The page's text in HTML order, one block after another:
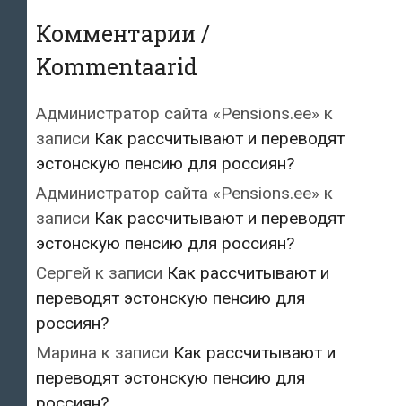
Комментарии /
Kommentaarid
Администратор сайта «Pensions.ee» к
записи Как рассчитывают и переводят
эстонскую пенсию для россиян?
Администратор сайта «Pensions.ee» к
записи Как рассчитывают и переводят
эстонскую пенсию для россиян?
Сергей к записи Как рассчитывают и
переводят эстонскую пенсию для
россиян?
Марина к записи Как рассчитывают и
переводят эстонскую пенсию для